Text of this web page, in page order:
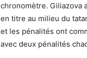
chronomètre. Giliazova
en titre au milieu du
et les pénalités ont
avec deux pénalités